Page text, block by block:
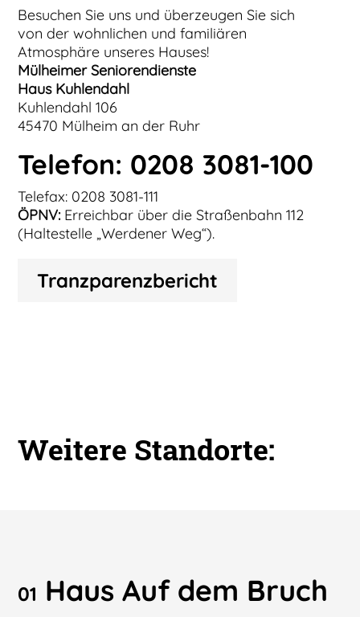
Besuchen Sie uns und überzeugen Sie sich
von der wohnlichen und familiären
Atmosphäre unseres Hauses!
Mülheimer Seniorendienste
Haus Kuhlendahl
Kuhlendahl 106
45470 Mülheim an der Ruhr
Telefon: 0208 3081-100
Telefax: 0208 3081-111
ÖPNV:Erreichbar über die Straßenbahn 112
(Haltestelle „Werdener Weg“).
Tranzparenzbericht
Weitere Standorte:
01 Haus Auf dem Bruch